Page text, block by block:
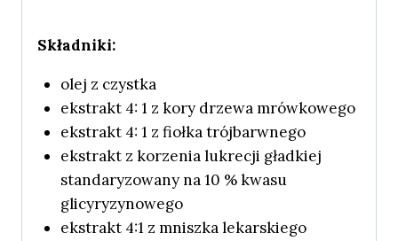
Składniki:
olej z czystka
ekstrakt 4: 1 z kory drzewa mrówkowego
ekstrakt 4: 1 z fiołka trójbarwnego
ekstrakt z korzenia lukrecji gładkiej
standaryzowany na 10 % kwasu
glicyryzynowego
ekstrakt 4:1 z mniszka lekarskiego